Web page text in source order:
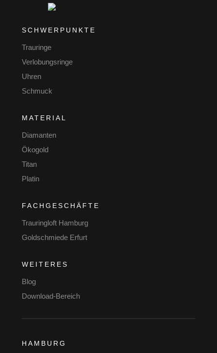
SCHWERPUNKTE
Trauringe
Verlobungsringe
Uhren
Schmuck
MATERIAL
Diamanten
Ökogold
Titan
Platin
FACHGESCHÄFTE
Trauringloft Hamburg
Goldschmiede Erfurt
WEITERES
Blog
Download-Bereich
HAMBURG